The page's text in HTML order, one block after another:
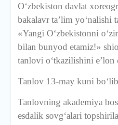
O‘zbekiston davlat
bakalavr ta’lim yo‘nalishi
«Yangi O‘zbekistonni
bilan bunyod etamiz!»
tanlovi o‘tkazilishini e’lon
Tanlov 13-may kuni
Tanlovning akademiya
esdalik sovg‘alari